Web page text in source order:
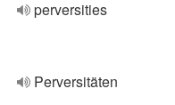
perversities
Perversitäten